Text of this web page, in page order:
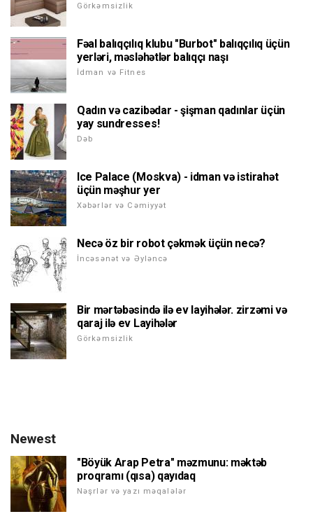
Görkəmsizlik
Fəal balıqçılıq klubu "Burbot" balıqçılıq üçün
yerləri, məsləhətlər balıqçı naşı
İdman və Fitnes
Qadın və cazibədar - şişman qadınlar üçün
yay sundresses!
Dəb
Ice Palace (Moskva) - idman və istirahət
üçün məşhur yer
Xəbərlər və Cəmiyyət
Necə öz bir robot çəkmək üçün necə?
İncəsənət və Əyləncə
Bir mərtəbəsində ilə ev layihələr. zirzəmi və
qaraj ilə ev Layihələr
Görkəmsizlik
Newest
"Böyük Arap Petra" məzmunu: məktəb
proqramı (qısa) qayıdaq
Nəşrlər və yazı məqalələr